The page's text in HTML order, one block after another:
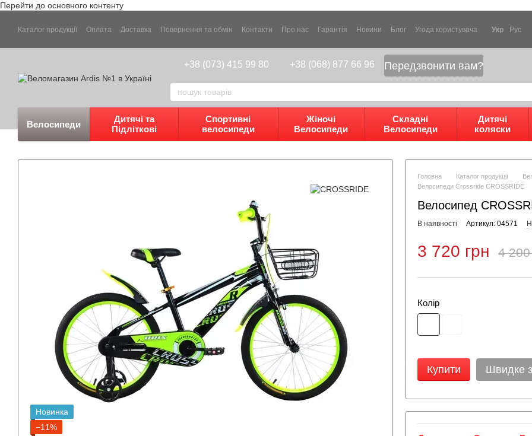
Перейти до основного контенту
Каталог продукції Оплата Доставка Повернення та обмін Контакти Про нас Гарантія Новини Блог Угода користувача Укр
Рус
+38 (073) 415 99 80 +38 (068) 877 66 96 Передзвонити вам?
Велосипеди
Дитячі та
Підліткові
Спортивні
велосипеди
Жіночі
Велосипеди
Складні
Велосипеди
Дитячі
коляски
Новинка
−11%
Головна Каталог продукції
Велосипеди Crossride CROSSRIDE
Велосипед
В наявності Артикул: 04571
3 720 грн 4 200
Колір
Купити Швидке